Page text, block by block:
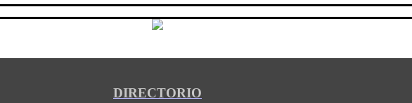
DIRECTORIO